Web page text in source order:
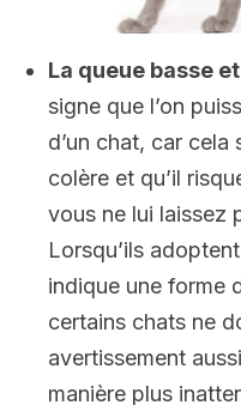
La queue basse
signe que l’on
d’un chat, car cela
colère et qu’il
vous ne lui laissez
Lorsqu’ils
indique une forme
certains chats ne
avertissement
manière plus